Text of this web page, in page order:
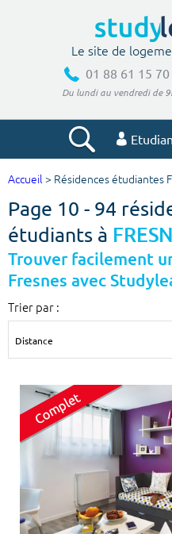
Le site de
01 88 61 15 70
Du lundi au vendredi de
Votre
Ville, école
m²
Type de location
Votre date d'entrée
Accueil > Résidences étudiantes
Page 10 - 94
étudiants à
Trouver facilement
Fresnes avec
Trier par :